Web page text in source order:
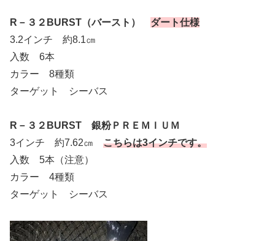
R－３２BURST（バースト） ダート仕様
3.2インチ 約8.1㎝
入数 6本
カラー 8種類
ターゲット シーバス
R－３２BURST 銀粉ＰＲＥＭＩＵＭ
3インチ 約7.62㎝ こちらは3インチです。
入数 5本（注意）
カラー 4種類
ターゲット シーバス